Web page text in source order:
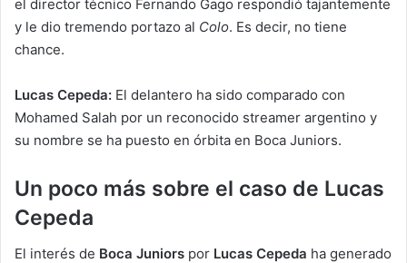
el director técnico Fernando Gago respondió tajantemente
y le dio tremendo portazo al Colo. Es decir, no tiene
chance.
Lucas Cepeda: El delantero ha sido comparado con
Mohamed Salah por un reconocido streamer argentino y
su nombre se ha puesto en órbita en Boca Juniors.
Un poco más sobre el caso de Lucas
Cepeda
El interés de Boca Juniors por Lucas Cepeda ha generado